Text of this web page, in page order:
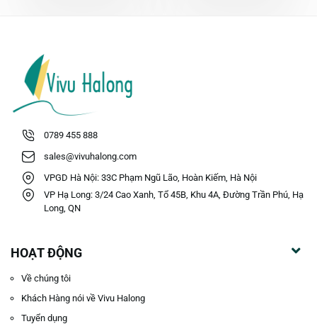
0789 455 888
sales@vivuhalong.com
VPGD Hà Nội: 33C Phạm Ngũ Lão, Hoàn Kiếm, Hà Nội
VP Hạ Long: 3/24 Cao Xanh, Tổ 45B, Khu 4A, Đường Trần Phú, Hạ
Long, QN
HOẠT ĐỘNG
Về chúng tôi
Khách Hàng nói về Vivu Halong
Tuyển dụng